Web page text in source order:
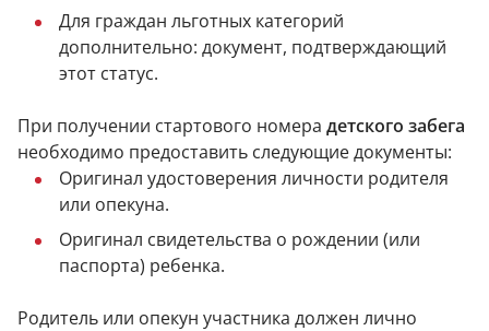
Для граждан льготных категорий
дополнительно: документ, подтверждающий
этот статус.
При получении стартового номера детского забега
необходимо предоставить следующие документы:
Оригинал удостоверения личности родителя
или опекуна.
Оригинал свидетельства о рождении (или
паспорта) ребенка.
Родитель или опекун участника должен лично